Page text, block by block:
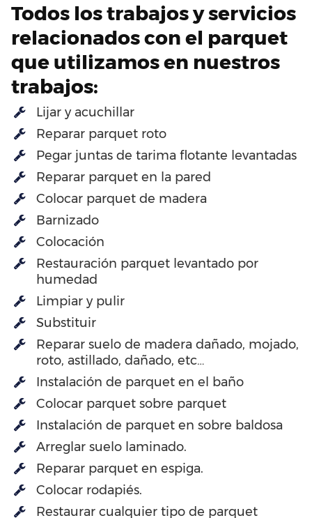
Todos los trabajos y servicios
relacionados con el parquet
que utilizamos en nuestros
trabajos:
Lijar y acuchillar
Reparar parquet roto
Pegar juntas de tarima flotante levantadas
Reparar parquet en la pared
Colocar parquet de madera
Barnizado
Colocación
Restauración parquet levantado por
humedad
Limpiar y pulir
Substituir
Reparar suelo de madera dañado, mojado,
roto, astillado, dañado, etc…
Instalación de parquet en el baño
Colocar parquet sobre parquet
Instalación de parquet en sobre baldosa
Arreglar suelo laminado.
Reparar parquet en espiga.
Colocar rodapiés.
Restaurar cualquier tipo de parquet